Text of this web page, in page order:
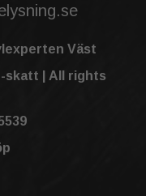
Väst
skatt | All rights